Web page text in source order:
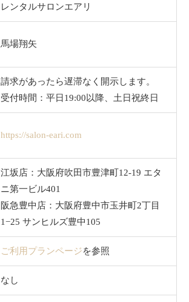
レンタルサロンエアリ
馬場翔矢
請求があったら遅滞なく開示します。
受付時間：平日19:00以降、土日祝終日
https://salon-eari.com
江坂店：大阪府吹田市豊津町12-19 エタ
ニ第一ビル401
阪急豊中店：大阪府豊中市玉井町2丁目
1−25 サンヒルズ豊中105
ご利用プランページを参照
なし